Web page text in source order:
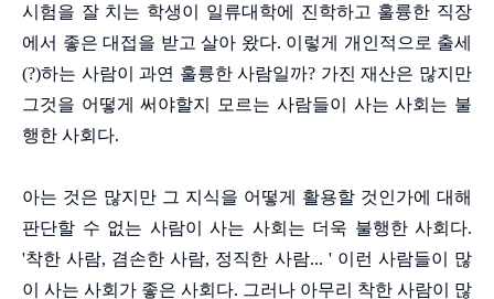
시험을 잘 치는 학생이 일류대학에 진학하고 훌륭한 직장
에서 좋은 대접을 받고 살아 왔다. 이렇게 개인적으로 출세
(?)하는 사람이 과연 훌륭한 사람일까? 가진 재산은 많지만
그것을 어떻게 써야할지 모르는 사람들이 사는 사회는 불
행한 사회다.
아는 것은 많지만 그 지식을 어떻게 활용할 것인가에 대해
판단할 수 없는 사람이 사는 사회는 더욱 불행한 사회다.
'착한 사람, 겸손한 사람, 정직한 사람... ' 이런 사람들이 많
이 사는 사회가 좋은 사회다. 그러나 아무리 착한 사람이 많